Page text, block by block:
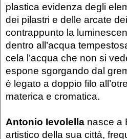
plastica evidenza degli
dei pilastri e delle arcate
contrappunto la
dentro all’acqua
cela l’acqua che non si
espone sgorgando dal
è legato a doppio filo
materica e cromatica.
Antonio Ievolella nasce a
artistico della sua città,